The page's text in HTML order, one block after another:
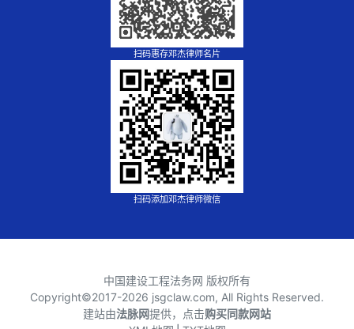
扫码惠存邓杰律师名片
扫码添加邓杰律师微信
中国建设工程法务网 版权所有
Copyright©2017-2026 jsgclaw.com, All Rights Reserved.
建站由法脉网提供，点击购买同款网站